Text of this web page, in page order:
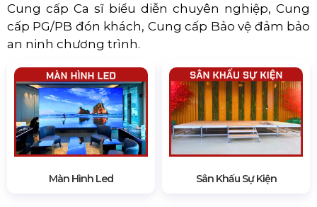
Cung cấp Ca sĩ biểu diễn chuyên nghiệp, Cung
cấp PG/PB đón khách, Cung cấp Bảo vệ đảm bảo
an ninh chương trình.
Màn Hình Led Sân Khấu Sự Kiện